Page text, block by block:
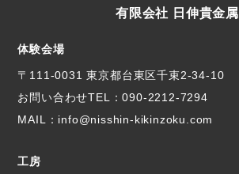
有限会社 日伸貴金属
体験会場
〒111-0031 東京都台東区千束2-34-10
お問い合わせTEL：090-2212-7294
MAIL：info@nisshin-kikinzoku.com
工房